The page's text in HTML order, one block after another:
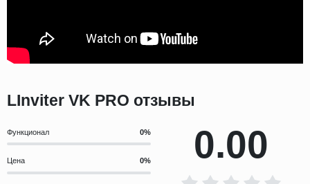
LInviter VK PRO отзывы
Функционал
Цена 0.00